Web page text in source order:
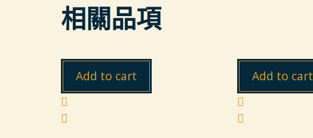
相關品項
Add to cart Add to cart